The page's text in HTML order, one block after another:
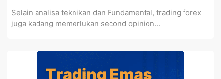
Selain analisa teknikan dan Fundamental, trading forex
juga kadang memerlukan second opinion...